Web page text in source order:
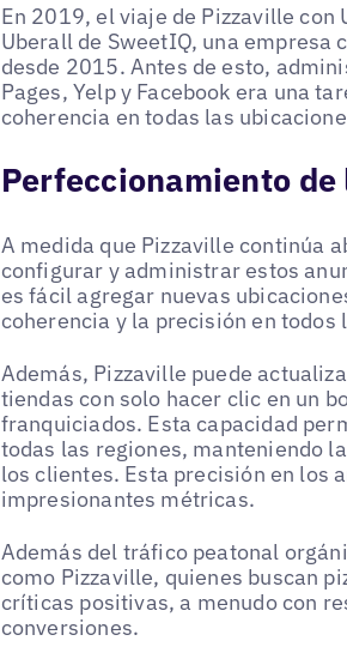
En 2019, el viaje de Pizzaville
Uberall de SweetIQ, una empresa
desde 2015. Antes de esto,
Pages, Yelp y Facebook era una
coherencia en todas las
Perfeccionamiento
A medida que Pizzaville continúa
configurar y administrar estos
es fácil agregar nuevas
coherencia y la precisión en todos
Además, Pizzaville puede
tiendas con solo hacer clic en un
franquiciados. Esta capacidad
todas las regiones, manteniendo
los clientes. Esta precisión en los
impresionantes métricas.
Además del tráfico peatonal
como Pizzaville, quienes buscan
críticas positivas, a menudo con
conversiones.